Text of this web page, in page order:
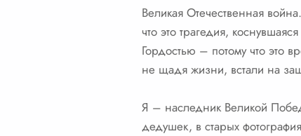
Великая Отечественная
что это трагедия,
Гордостью – потому что это
не щадя жизни, встали на
Я – наследник Великой
дедушек, в старых